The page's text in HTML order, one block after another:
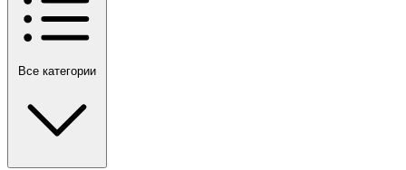
Все категории